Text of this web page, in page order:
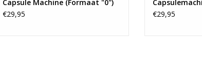
Capsule Machine (Formaat "0")
€29,95
€29,95